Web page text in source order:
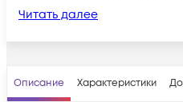
Читать далее
Описание Характеристики